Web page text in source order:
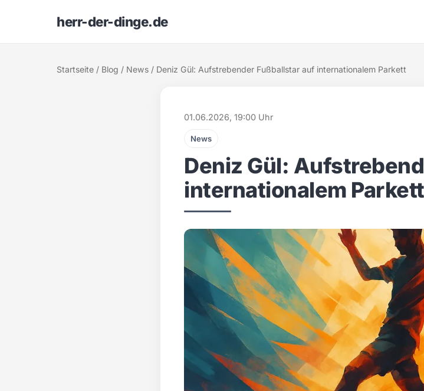
herr-der-dinge.de
Startseite / Blog / News / Deniz Gül: Aufstrebender Fußballstar auf internationalem Parkett
01.06.2026, 19:00 Uhr
News
Deniz Gül:
internationalem Parkett